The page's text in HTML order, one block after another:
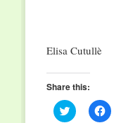
Elisa Cutullè
Share this:
Click
to
Click
to